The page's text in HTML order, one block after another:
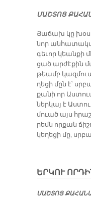
ՄԱՇ­ՏՈՑ
Յա­ճախ կը
նոր
գե­ւոր կեան­քի
ցած ար­ժէ­քին
թեամբ
ղե­ցի մըն է՝
քա­նի որ
ներ­կայ է
մուած այս
րեմն որ­քան
կե­ղե­ցի մը,
ԵՐԿՈՒ
ՄԱՇ­ՏՈՑ